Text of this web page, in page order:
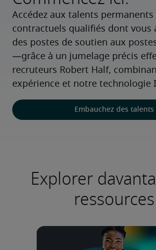
Accédez aux talents permanents
contractuels qualifiés dont vous
des postes de soutien aux
—grâce à un jumelage précis
recruteurs Robert Half,
expérience et notre technologie
Embauchez des talents
Explorer
ressources